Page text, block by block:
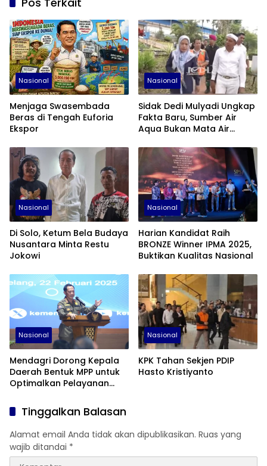
Nasional
Menjaga Swasembada
Beras di Tengah Euforia
Ekspor
Nasional
Sidak Dedi Mulyadi Ungkap
Fakta Baru, Sumber Air
Aqua Bukan Mata Air
Nasional
Di Solo, Ketum Bela Budaya
Nusantara Minta Restu
Jokowi
Nasional
Harian Kandidat Raih
BRONZE Winner IPMA 2025,
Buktikan Kualitas Nasional
Nasional
Mendagri Dorong Kepala
Daerah Bentuk MPP untuk
Optimalkan Pelayanan
Nasional
KPK Tahan Sekjen PDIP
Hasto Kristiyanto
Tinggalkan Balasan
Alamat email Anda tidak akan dipublikasikan. Ruas yang
wajib ditandai *